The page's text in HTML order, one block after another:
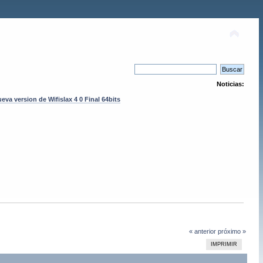
Noticias:
version de Wifislax 4 0 Final 64bits
« anterior próximo »
IMPRIMIR